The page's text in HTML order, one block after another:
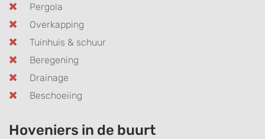
Pergola
Overkapping
Tuinhuis & schuur
Beregening
Drainage
Beschoeiing
Hoveniers in de buurt